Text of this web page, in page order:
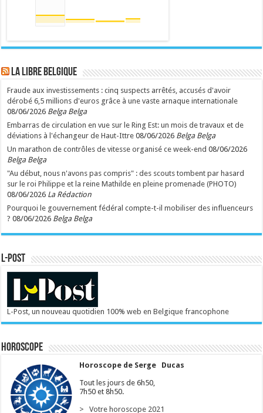
LA Libre Belgique
Fraude aux investissements : cinq suspects arrêtés, accusés d'avoir
dérobé 6,5 millions d'euros grâce à une vaste arnaque internationale
08/06/2026 Belga Belga
Embarras de circulation en vue sur le Ring Est: un mois de travaux et de
déviations à l'échangeur de Haut-Ittre 08/06/2026 Belga Belga
Un marathon de contrôles de vitesse organisé ce week-end 08/06/2026
Belga Belga
"Au début, nous n'avons pas compris" : des scouts tombent par hasard
sur le roi Philippe et la reine Mathilde en pleine promenade (PHOTO)
08/06/2026 La Rédaction
Pourquoi le gouvernement fédéral compte-t-il mobiliser des influenceurs
? 08/06/2026 Belga Belga
L-POST
L-Post, un nouveau quotidien 100% web en Belgique francophone
Horoscope
Horoscope de Serge Ducas
Tout les jours de 6h50,
7h50 et 8h50.
> Votre horoscope 2021